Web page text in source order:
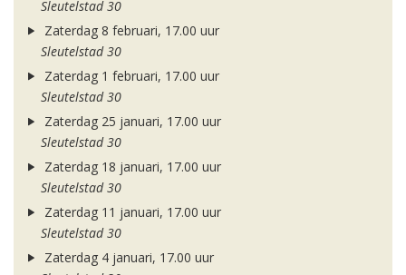
Sleutelstad 30
Zaterdag 8 februari, 17.00 uur
Sleutelstad 30
Zaterdag 1 februari, 17.00 uur
Sleutelstad 30
Zaterdag 25 januari, 17.00 uur
Sleutelstad 30
Zaterdag 18 januari, 17.00 uur
Sleutelstad 30
Zaterdag 11 januari, 17.00 uur
Sleutelstad 30
Zaterdag 4 januari, 17.00 uur